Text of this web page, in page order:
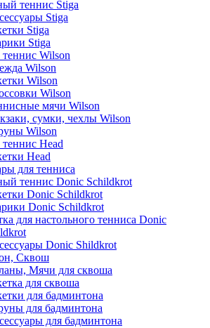
теннис Stiga
Stiga
Stiga
Stiga
Wilson
Wilson
Wilson
Wilson
мячи Wilson
сумки, чехлы Wilson
Wilson
Head
Head
для тенниса
теннис Donic Schildkrot
Donic Schildkrot
Donic Schildkrot
для настольного тенниса Donic
Donic Shildkrot
Сквош
Мячи для сквоша
для сквоша
для бадминтона
для бадминтона
для бадминтона